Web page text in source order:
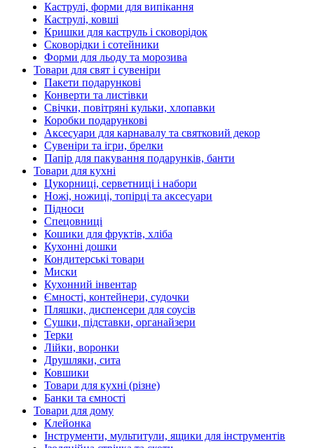
Каструлі, форми для випікання
Каструлі, ковші
Кришки для каструль і сковорідок
Сковорідки і сотейники
Форми для льоду та морозива
Товари для свят і сувеніри
Пакети подарункові
Конверти та листівки
Свічки, повітряні кульки, хлопавки
Коробки подарункові
Аксесуари для карнавалу та святковий декор
Сувеніри та ігри, брелки
Папір для пакування подарунків, банти
Товари для кухні
Цукорниці, серветниці і набори
Ножі, ножиці, топірці та аксесуари
Підноси
Спецовниці
Кошики для фруктів, хліба
Кухонні дошки
Кондитерські товари
Миски
Кухонний інвентар
Ємності, контейнери, судочки
Пляшки, диспенсери для соусів
Сушки, підставки, органайзери
Терки
Лійки, воронки
Друшляки, сита
Ковшики
Товари для кухні (різне)
Банки та ємності
Товари для дому
Клейонка
Інструменти, мультитули, ящики для інструментів